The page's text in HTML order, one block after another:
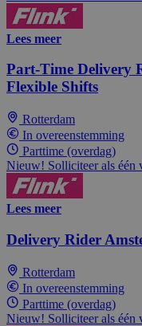
Lees meer
Part-Time Delivery
Flexible Shifts
Rotterdam
In overeenstemming
Parttime (overdag)
Nieuw! Solliciteer als één
Lees meer
Delivery Rider
Rotterdam
In overeenstemming
Parttime (overdag)
Nieuw! Solliciteer als één